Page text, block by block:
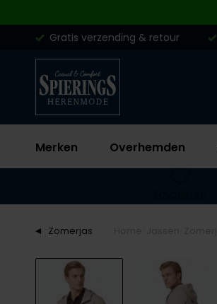
Gratis verzending & retour
Merken Overhemden
Zomerjas